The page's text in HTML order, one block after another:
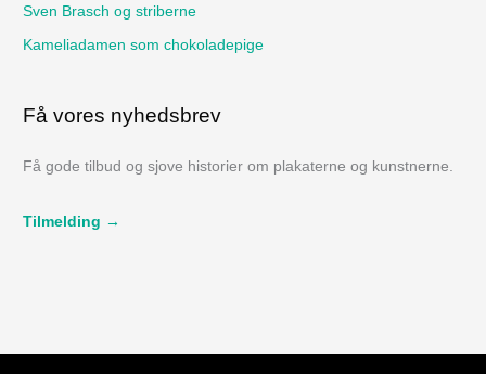
:Sven Brasch og striberne
Kameliadamen som chokoladepige
Få vores nyhedsbrev
Få gode tilbud og sjove historier om plakaterne og kunstnerne.
Tilmelding →